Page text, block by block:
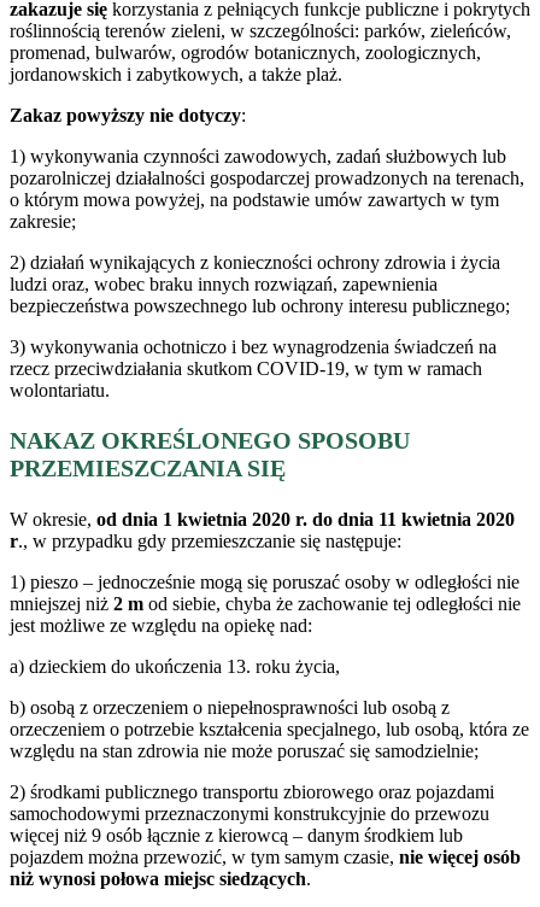
zakazuje się korzystania z pełniących funkcje publiczne i pokrytych
roślinnością terenów zieleni, w szczególności: parków, zieleńców,
promenad, bulwarów, ogrodów botanicznych, zoologicznych,
jordanowskich i zabytkowych, a także plaż.
Zakaz powyższy nie dotyczy:
1) wykonywania czynności zawodowych, zadań służbowych lub
pozarolniczej działalności gospodarczej prowadzonych na terenach,
o którym mowa powyżej, na podstawie umów zawartych w tym
zakresie;
2) działań wynikających z konieczności ochrony zdrowia i życia
ludzi oraz, wobec braku innych rozwiązań, zapewnienia
bezpieczeństwa powszechnego lub ochrony interesu publicznego;
3) wykonywania ochotniczo i bez wynagrodzenia świadczeń na
rzecz przeciwdziałania skutkom COVID-19, w tym w ramach
wolontariatu.
NAKAZ OKREŚLONEGO SPOSOBU
PRZEMIESZCZANIA SIĘ
W okresie, od dnia 1 kwietnia 2020 r. do dnia 11 kwietnia 2020
r., w przypadku gdy przemieszczanie się następuje:
1) pieszo – jednocześnie mogą się poruszać osoby w odległości nie
mniejszej niż 2 m od siebie, chyba że zachowanie tej odległości nie
jest możliwe ze względu na opiekę nad:
a) dzieckiem do ukończenia 13. roku życia,
b) osobą z orzeczeniem o niepełnosprawności lub osobą z
orzeczeniem o potrzebie kształcenia specjalnego, lub osobą, która ze
względu na stan zdrowia nie może poruszać się samodzielnie;
2) środkami publicznego transportu zbiorowego oraz pojazdami
samochodowymi przeznaczonymi konstrukcyjnie do przewozu
więcej niż 9 osób łącznie z kierowcą – danym środkiem lub
pojazdem można przewozić, w tym samym czasie, nie więcej osób
niż wynosi połowa miejsc siedzących.